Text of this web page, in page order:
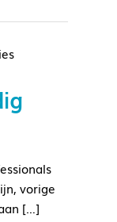
vorige
[…]